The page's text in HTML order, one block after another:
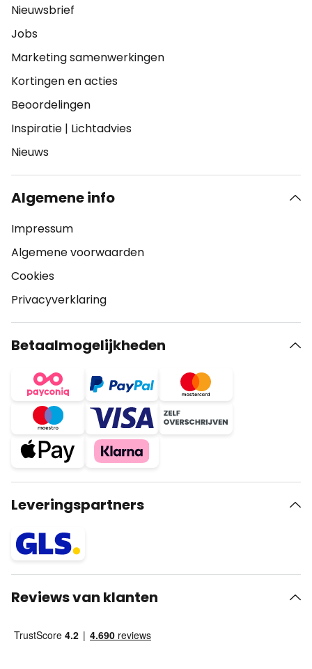
Nieuwsbrief
Jobs
Marketing samenwerkingen
Kortingen en acties
Beoordelingen
Inspiratie | Lichtadvies
Nieuws
Algemene info
Impressum
Algemene voorwaarden
Cookies
Privacyverklaring
Betaalmogelijkheden
Leveringspartners
Reviews van klanten